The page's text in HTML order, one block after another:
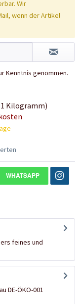
Wir
wenn der Artikel
Kenntnis genommen.
Kilogramm)
WHATSAPP
feines und
DE-ÖKO-001